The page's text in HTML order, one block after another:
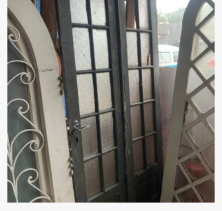
Add
ao
Favoritos